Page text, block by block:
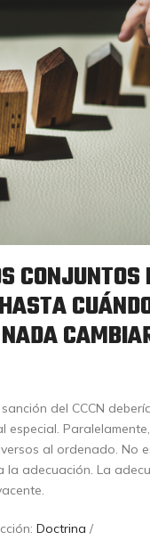
del CCCN
al ordenado. No
la adecuación. La
Doctrina /